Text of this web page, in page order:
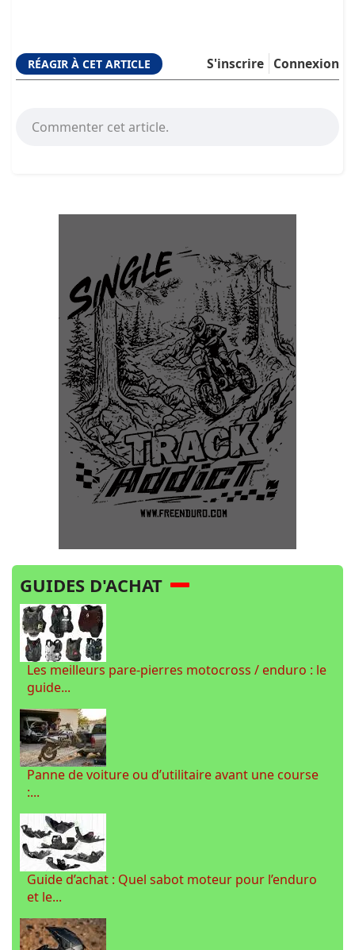
RÉAGIR À CET ARTICLE Connexion
S'inscrire
Commenter cet article.
GUIDES D'ACHAT
Les meilleurs pare-pierres motocross / enduro : le
guide...
Panne de voiture ou d’utilitaire avant une course
:...
Guide d’achat : Quel sabot moteur pour l’enduro
et le...